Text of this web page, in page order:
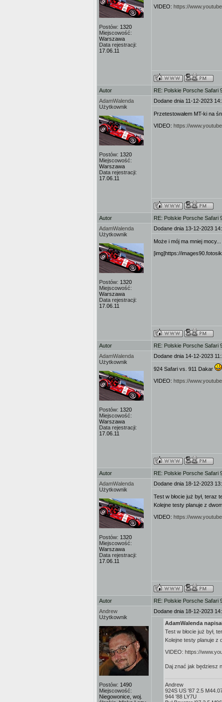
Postów: 1320
Miejscowość:
Warszawa
Data rejestracji:
17.06.11
VIDEO: https://
Autor
RE: Polskie Porsche Safari
AdamWalenda
Użytkownik
Postów: 1320
Miejscowość:
Warszawa
Data rejestracji:
17.06.11
Dodane dnia 11-12-2023
Przetestowałem MT-ki na
VIDEO: https://
Autor
RE: Polskie Porsche Safari
AdamWalenda
Użytkownik
Postów: 1320
Miejscowość:
Warszawa
Data rejestracji:
17.06.11
Dodane dnia 13-12-2023
Może i mój ma mniej
[img]https://
Autor
RE: Polskie Porsche Safari
AdamWalenda
Użytkownik
Postów: 1320
Miejscowość:
Warszawa
Data rejestracji:
17.06.11
Dodane dnia 14-12-2023
924 Safari vs. 911 Dakar
VIDEO: https://
Autor
RE: Polskie Porsche Safari
AdamWalenda
Użytkownik
Postów: 1320
Miejscowość:
Warszawa
Data rejestracji:
17.06.11
Dodane dnia 18-12-2023
Test w błocie już był, teraz
Kolejne testy planuje z
VIDEO: https://
Autor
RE: Polskie Porsche Safari
Andrew
Użytkownik
Postów: 1490
Miejscowość:
Niegowonice, woj.
Dodane dnia 18-12-2023
AdamWalenda
Test w błocie już był,
Kolejne testy planuje z
VIDEO: https://
Daj znać jak będziesz
Andrew
924S US '87 2.5
944 '88 LY7U